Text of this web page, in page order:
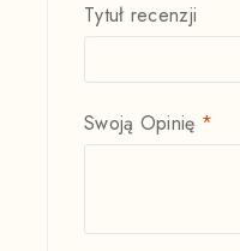
Tytuł recenzji
Swoją Opinię *